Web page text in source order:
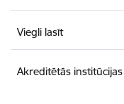
Viegli lasīt
Akreditētās institūcijas